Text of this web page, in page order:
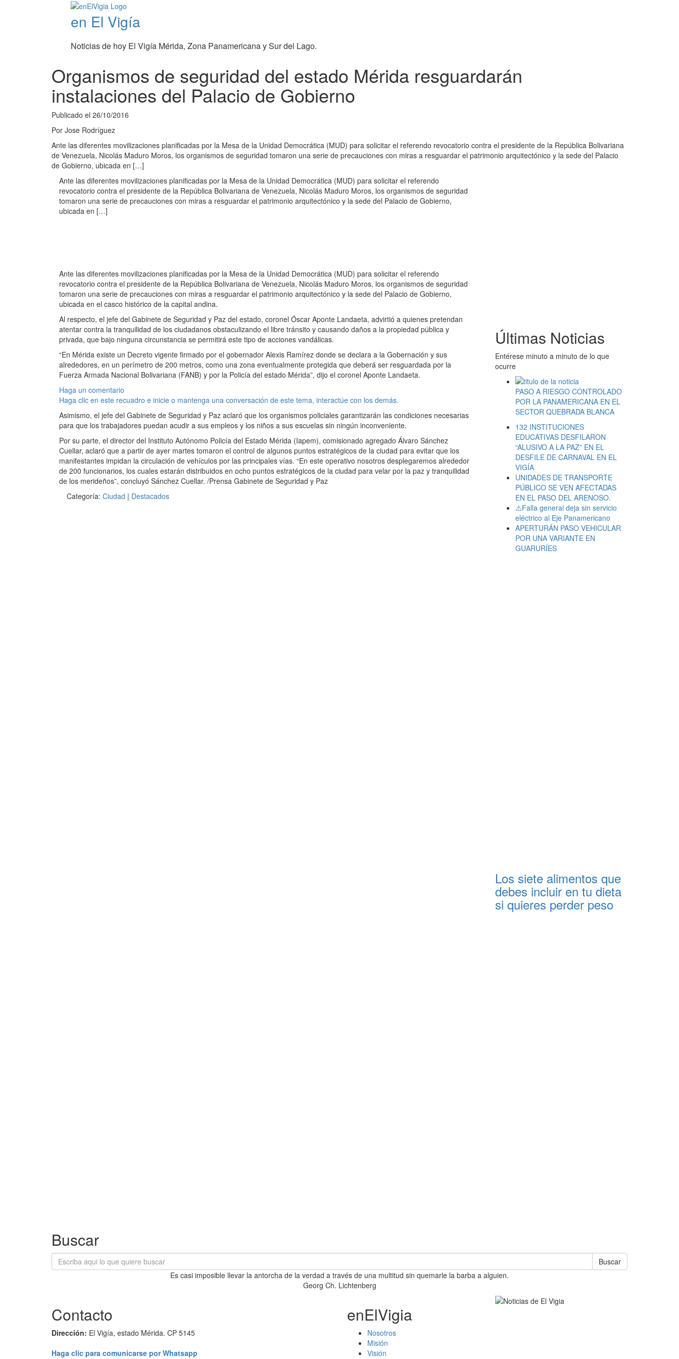
en El Vigía
Noticias de hoy El Vigía Mérida, Zona Panamericana y Sur del Lago.
Organismos de seguridad del estado Mérida resguardarán
instalaciones del Palacio de Gobierno
Publicado el 26/10/2016
Por Jose Rodríguez
Ante las diferentes movilizaciones planificadas por la Mesa de la Unidad Democrática (MUD) para solicitar el referendo revocatorio contra el presidente de la República Bolivariana
de Venezuela, Nicolás Maduro Moros, los organismos de seguridad tomaron una serie de precauciones con miras a resguardar el patrimonio arquitectónico y la sede del Palacio
de Gobierno, ubicada en […]
Ante las diferentes movilizaciones planificadas por la Mesa de la Unidad Democrática (MUD) para solicitar el referendo
revocatorio contra el presidente de la República Bolivariana de Venezuela, Nicolás Maduro Moros, los organismos de seguridad
tomaron una serie de precauciones con miras a resguardar el patrimonio arquitectónico y la sede del Palacio de Gobierno,
ubicada en […]
Ante las diferentes movilizaciones planificadas por la Mesa de la Unidad Democrática (MUD) para solicitar el referendo
revocatorio contra el presidente de la República Bolivariana de Venezuela, Nicolás Maduro Moros, los organismos de seguridad
tomaron una serie de precauciones con miras a resguardar el patrimonio arquitectónico y la sede del Palacio de Gobierno,
ubicada en el casco histórico de la capital andina.
Al respecto, el jefe del Gabinete de Seguridad y Paz del estado, coronel Óscar Aponte Landaeta, advirtió a quienes pretendan
atentar contra la tranquilidad de los ciudadanos obstaculizando el libre tránsito y causando daños a la propiedad pública y
privada, que bajo ninguna circunstancia se permitirá este tipo de acciones vandálicas.
“En Mérida existe un Decreto vigente firmado por el gobernador Alexis Ramírez donde se declara a la Gobernación y sus
alrededores, en un perímetro de 200 metros, como una zona eventualmente protegida que deberá ser resguardada por la
Fuerza Armada Nacional Bolivariana (FANB) y por la Policía del estado Mérida”, dijo el coronel Aponte Landaeta.
Haga un comentario
Haga clic en este recuadro e inicie o mantenga una conversación de este tema, interactúe con los demás.
Asimismo, el jefe del Gabinete de Seguridad y Paz aclaró que los organismos policiales garantizarán las condiciones necesarias
para que los trabajadores puedan acudir a sus empleos y los niños a sus escuelas sin ningún inconveniente.
Por su parte, el director del Instituto Autónomo Policía del Estado Mérida (Iapem), comisionado agregado Álvaro Sánchez
Cuellar, aclaró que a partir de ayer martes tomaron el control de algunos puntos estratégicos de la ciudad para evitar que los
manifestantes impidan la circulación de vehículos por las principales vías. “En este operativo nosotros desplegaremos alrededor
de 200 funcionarios, los cuales estarán distribuidos en ocho puntos estratégicos de la ciudad para velar por la paz y tranquilidad
de los merideños”, concluyó Sánchez Cuellar. /Prensa Gabinete de Seguridad y Paz
Categoría: Ciudad | Destacados
Últimas Noticias
Entérese minuto a minuto de lo que
ocurre
PASO A RIESGO CONTROLADO
POR LA PANAMERICANA EN EL
SECTOR QUEBRADA BLANCA
132 INSTITUCIONES
EDUCATIVAS DESFILARON
“ALUSIVO A LA PAZ” EN EL
DESFILE DE CARNAVAL EN EL
VIGÍA
UNIDADES DE TRANSPORTE
PÚBLICO SE VEN AFECTADAS
EN EL PASO DEL ARENOSO.
⚠️Falla general deja sin servicio
eléctrico al Eje Panamericano
APERTURÁN PASO VEHICULAR
POR UNA VARIANTE EN
GUARURÍES
Los siete alimentos que
debes incluir en tu dieta
si quieres perder peso
Buscar
Buscar
Es casi imposible llevar la antorcha de la verdad a través de una multitud sin quemarle la barba a alguien.
Georg Ch. Lichtenberg
Contacto
Dirección: El Vigía, estado Mérida. CP 5145
Haga clic para comunicarse por Whatsapp
enElVigia
Nosotros
Misión
Visión